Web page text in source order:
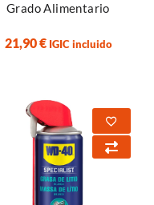
Grado Alimentario
21,90€ IGIC incluido